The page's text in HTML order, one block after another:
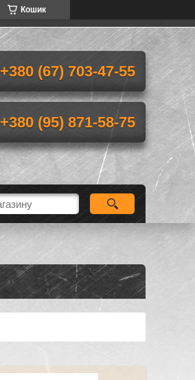
Кошик
+380 (67) 703-47-55
+380 (95) 871-58-75